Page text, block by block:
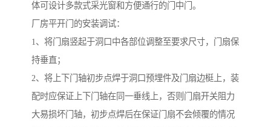
体可设计多款式采光窗和方便通行的门中门。
厂房平开门的安装调试：
1、将门扇竖起于洞口中各部位调整至要求尺寸，门扇保
持垂直；
2、将上下门轴初步点焊于洞口预埋件及门扇边梃上，装
配时应保证上下门轴在同一垂线上，否则门扇开关阻力
大易损坏门轴，初步点焊后在保证门扇不会倾覆的情况